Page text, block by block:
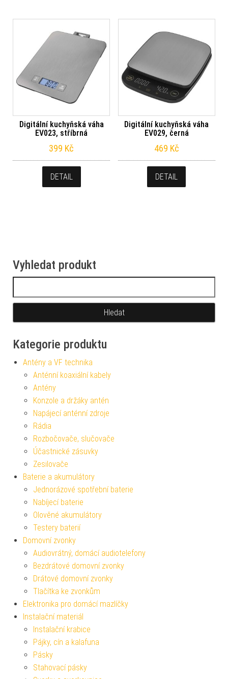
Digitální kuchyňská váha
EV023, stříbrná
399 Kč
DETAIL
Digitální kuchyňská váha
EV029, černá
469 Kč
DETAIL
Vyhledat produkt
Kategorie produktu
Antény a VF technika
Anténní koaxiální kabely
Antény
Konzole a držáky antén
Napájecí anténní zdroje
Rádia
Rozbočovače, slučovače
Účastnické zásuvky
Zesilovače
Baterie a akumulátory
Jednorázové spotřební baterie
Nabíjecí baterie
Olověné akumulátory
Testery baterií
Domovní zvonky
Audiovrátný, domácí audiotelefony
Bezdrátové domovní zvonky
Drátové domovní zvonky
Tlačítka ke zvonkům
Elektronika pro domácí mazlíčky
Instalační materiál
Instalační krabice
Pájky, cín a kalafuna
Pásky
Stahovací pásky